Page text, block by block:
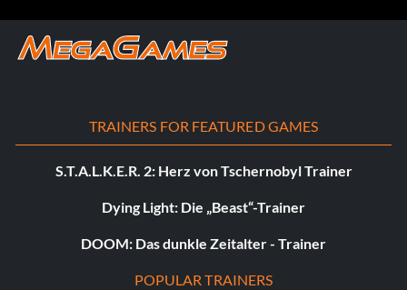
TRAINERS FOR FEATURED GAMES
S.T.A.L.K.E.R. 2: Herz von Tschernobyl Trainer
Dying Light: Die „Beast“-Trainer
DOOM: Das dunkle Zeitalter - Trainer
POPULAR TRAINERS